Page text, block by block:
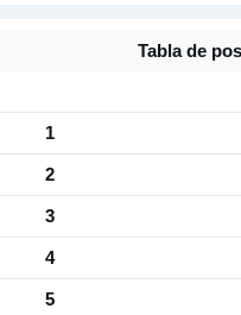
Tabla de
1
2
3
4
5